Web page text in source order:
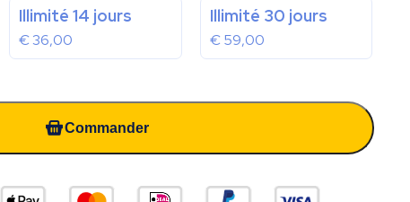
Illimité 14 jours
€36,00
Illimité 30 jours
€59,00
Commander